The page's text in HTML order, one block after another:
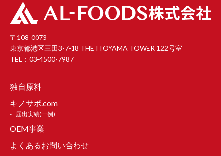
〒108-0073
東京都港区三田3-7-18 THE ITOYAMA TOWER 122号室
TEL：03-4500-7987
独自原料
キノサポ.com
届出実績(一例)
OEM事業
よくあるお問い合わせ